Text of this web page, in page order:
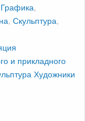
Графика,
, Скульптура,
и прикладного
Художники